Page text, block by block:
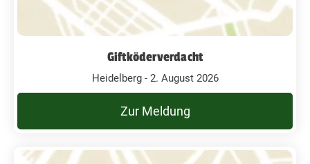
Giftköderverdacht
Heidelberg - 2. August 2026
Zur Meldung